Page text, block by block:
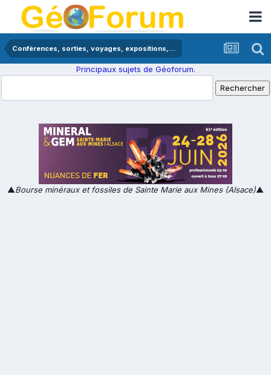
Conférences, sorties, voyages, expositions,...
Principaux sujets de Géoforum.
▲Bourse minéraux et fossiles de Sainte Marie aux Mines (Alsace)▲